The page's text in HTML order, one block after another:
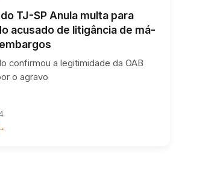
TJ-SP Anula multa para
acusado de litigância de má-
confirmou a legitimidade da OAB
o agravo